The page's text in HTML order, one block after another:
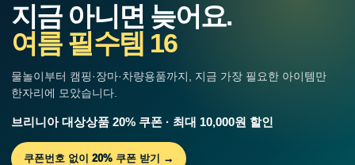
지금 아니면 늦어요.
여름 필수템 16
물놀이부터 캠핑·장마·차량용품까지, 지금 가장 필요한 아이템만
한자리에 모았습니다.
브리니아 대상상품 20% 쿠폰 · 최대 10,000원 할인
쿠폰번호 없이 20% 쿠폰 받기 →